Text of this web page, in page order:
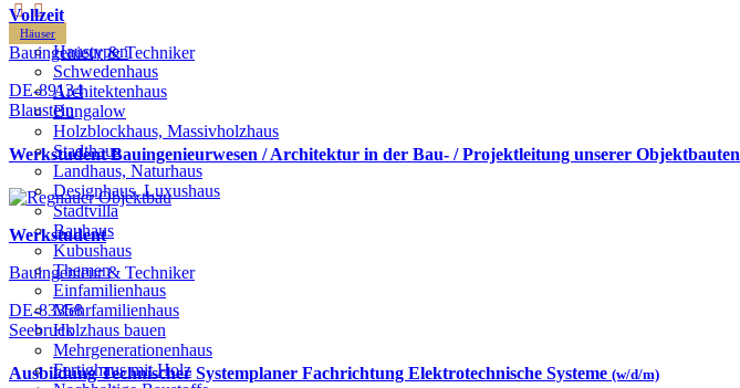
Häuser
Haustypen
Schwedenhaus
Architektenhaus
Bungalow
Holzblockhaus, Massivholzhaus
Stadthaus
Landhaus, Naturhaus
Designhaus, Luxushaus
Stadtvilla
Bauhaus
Kubushaus
Themen
Einfamilienhaus
Mehrfamilienhaus
Holzhaus bauen
Mehrgenerationenhaus
Fertighaus mit Holz
Vollzeit
Bauingenieur & Techniker
DE-89134
Blaustein
Werkstudent Bauingenieurwesen / Architektur in der Bau- / Projektleitung unserer Objektbauten
Werkstudent
Bauingenieur & Techniker
DE-83358
Seebruck
Ausbildung Technischer Systemplaner Fachrichtung Elektrotechnische Systeme (w/d/m)